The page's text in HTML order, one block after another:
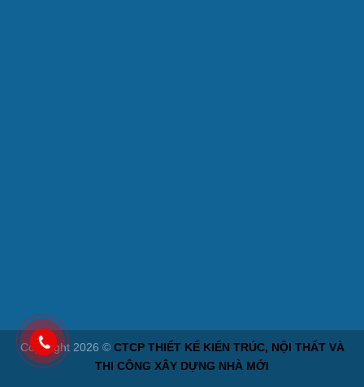
Copyright 2026 © CTCP THIẾT KẾ KIẾN TRÚC, NỘI THẤT VÀ
THI CÔNG XÂY DỰNG NHÀ MỚI